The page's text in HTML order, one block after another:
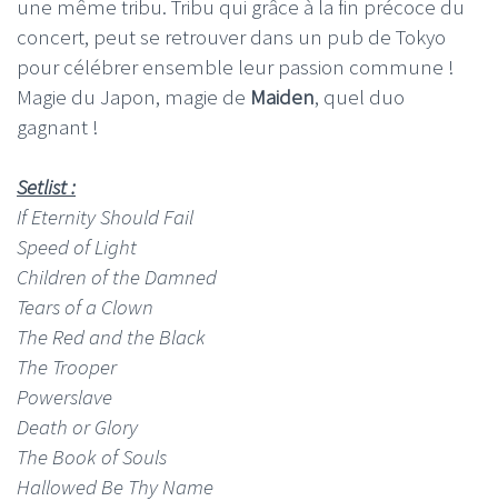
une même tribu. Tribu qui grâce à la fin précoce du
concert, peut se retrouver dans un pub de Tokyo
pour célébrer ensemble leur passion commune !
Magie du Japon, magie de Maiden, quel duo
gagnant !
Setlist :
If Eternity Should Fail
Speed of Light
Children of the Damned
Tears of a Clown
The Red and the Black
The Trooper
Powerslave
Death or Glory
The Book of Souls
Hallowed Be Thy Name